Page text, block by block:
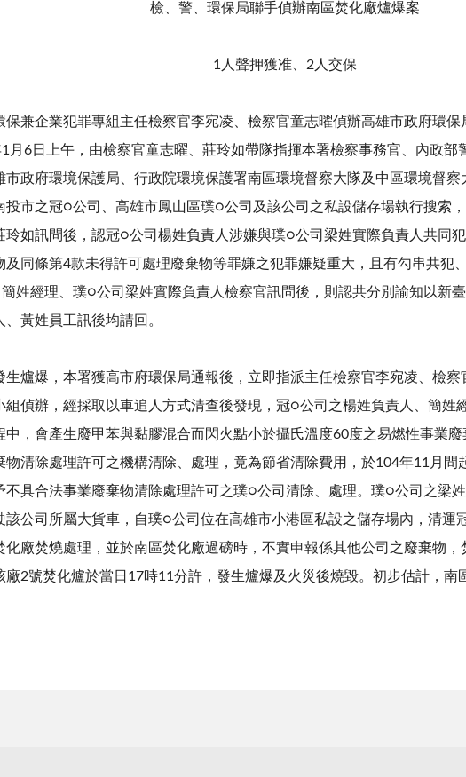
檢、警、環保局聯手偵辦南區焚化廠爐爆案
1人聲押獲准、2人交保
保兼企業犯罪專組主任檢察官李宛凌、檢察官童志曜偵辦高雄市政府環
月6日上午，由檢察官童志曜、莊玲如帶隊指揮本署檢察事務官、內政部
市政府環境保護局、行政院環境保護署南區環境督察大隊及中區環境督
投市之冠○公司、高雄市鳳山區璞○公司及該公司之私設儲存場執行搜索
玲如訊問後，認冠○公司楊姓負責人涉嫌與璞○公司梁姓實際負責人共同
及同條第4款未得許可處理廢棄物等罪嫌之犯罪嫌疑重大，且有勾串共犯
姓經理、璞○公司梁姓實際負責人檢察官訊問後，則認共分別諭知以新
黃姓員工訊後均請回。
生爐爆，本署獲高市府環保局通報後，立即指派主任檢察官李宛凌、檢
組偵辦，經採取以車追人方式清查後發現，冠○公司之楊姓負責人、簡姓
中，會產生廢甲苯與黏膠混合而閃火點小於攝氏溫度60度之易燃性事業
物清除處理許可之機構清除、處理，竟為節省清除費用，於104年11月間
不具合法事業廢棄物清除處理許可之璞○公司清除、處理。璞○公司之梁
該公司所屬大貨車，自璞○公司位在高雄市小港區私設之儲存場內，清運
化廠焚燒處理，並於南區焚化廠過磅時，不實申報係其他公司之廢棄物
廠2號焚化爐於當日17時11分許，發生爐爆及火災後燒毀。初步估計，南